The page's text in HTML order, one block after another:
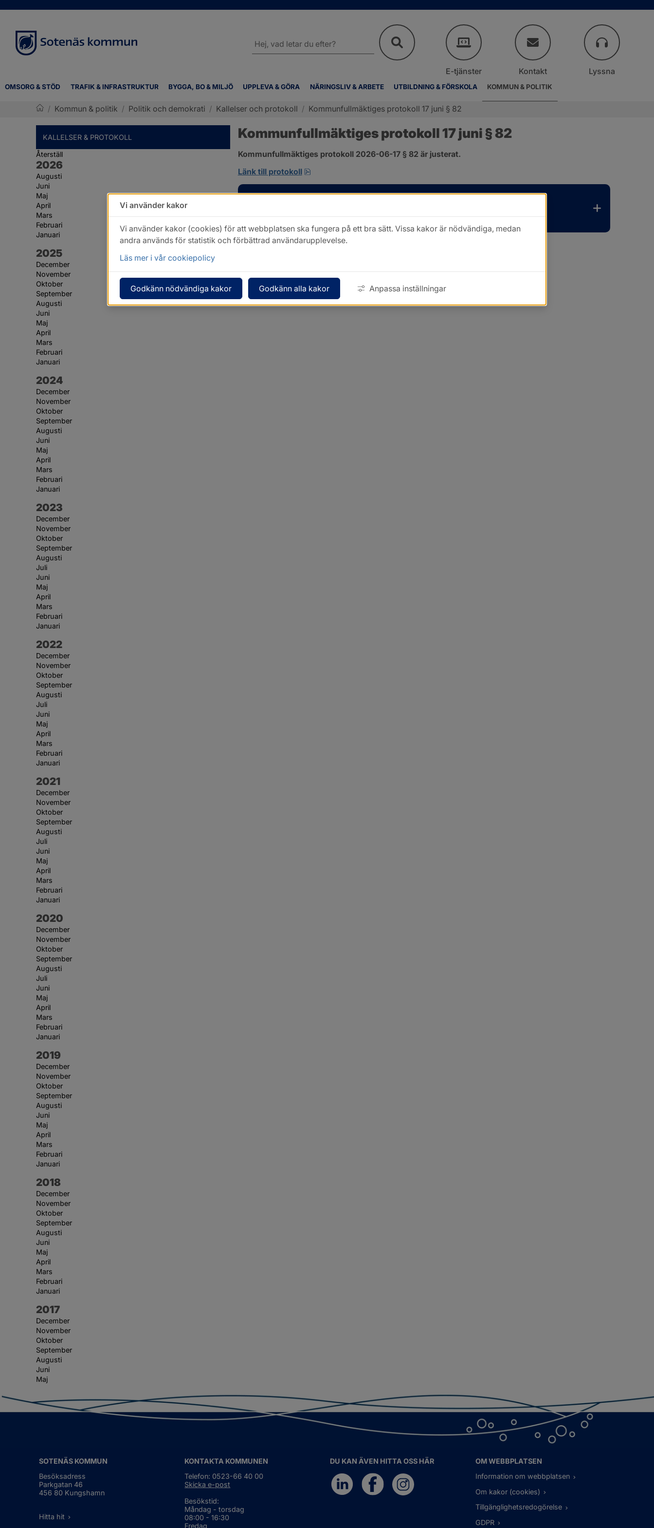
OMSORG & STÖD TRAFIK & INFRASTRUKTUR BYGGA, BO & MILJÖ UPPLEVA & GÖRA NÄRINGSLIV & ARBETE UTBILDNING & FÖRSKOLA KOMMUN & POLITIK
webbplatsen
E-tjänster Kontakt Lyssna
/ Kommun & politik / Politik och demokrati / Kallelser och protokoll / Kommunfullmäktiges protokoll 17 juni § 82
KALLELSER & PROTOKOLL
Återställ
År:
2026
Augusti
Juni
Maj
April
Mars
Februari
Januari
År:
2025
December
November
Oktober
September
Augusti
Juni
Maj
April
Mars
Februari
Januari
År:
2024
December
November
Oktober
September
Augusti
Juni
Maj
April
Mars
Februari
Januari
År:
2023
December
November
Oktober
September
Augusti
Juli
Juni
Maj
April
Mars
Februari
Januari
År:
2022
December
November
Oktober
September
Augusti
Juli
Juni
Maj
April
Mars
Februari
Januari
År:
2021
December
November
Oktober
September
Augusti
Juli
Juni
Maj
April
Mars
Februari
Januari
År:
2020
December
November
Oktober
September
Augusti
Juli
Juni
Maj
April
Mars
Februari
Januari
År:
2019
December
November
Oktober
September
Augusti
Juni
Maj
April
Mars
Februari
Januari
År:
2018
December
November
Oktober
September
Augusti
Juni
Maj
April
Mars
Februari
Januari
År:
2017
December
November
Oktober
September
Augusti
Juni
Maj
Kommunfullmäktiges protokoll 17 juni § 82
Kommunfullmäktiges protokoll 2026-06-17 § 82 är justerat.
Länk till protokoll
pdf, 585 kB, öppnas i nytt fönster.
SOTENÄS KOMMUN
Besöksadress
Parkgatan 46
456 80 Kungshamn
Hitta hit
KONTAKTA KOMMUNEN
Telefon: 0523-66 40 00
Skicka e-post
Besökstid:
Måndag - torsdag
08:00 - 16:30
Fredag
DU KAN ÄVEN HITTA OSS HÄR
OM WEBBPLATSEN
Information om webbplatsen
Om kakor (cookies)
Tillgänglighetsredogörelse
GDPR
Vi använder kakor
Vi använder kakor (cookies) för att webbplatsen ska fungera på ett bra sätt. Vissa kakor är nödvändiga, medan
andra används för statistik och förbättrad användarupplevelse.
Läs mer i vår cookiepolicy
Godkänn nödvändiga kakor Godkänn alla kakor Anpassa inställningar